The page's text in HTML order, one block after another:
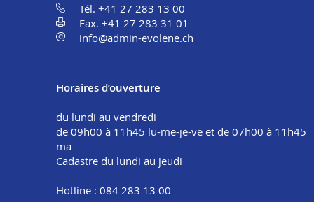
Tél. +41 27 283 13 00
Fax. +41 27 283 31 01
info@admin-evolene.ch
Horaires d’ouverture
du lundi au vendredi
de 09h00 à 11h45 lu-me-je-ve et de 07h00 à 11h45
ma
Cadastre du lundi au jeudi
Hotline : 084 283 13 00